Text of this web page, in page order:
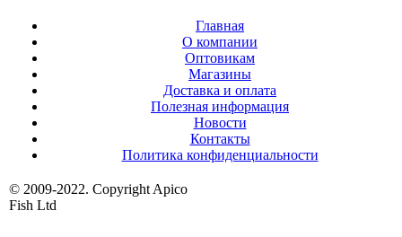
Главная
О компании
Оптовикам
Магазины
Доставка и оплата
Полезная информация
Новости
Контакты
Политика конфиденциальности
© 2009-2022. Copyright Apico
Fish Ltd